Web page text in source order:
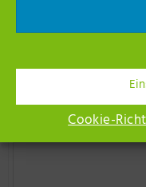
Cookie-
Event